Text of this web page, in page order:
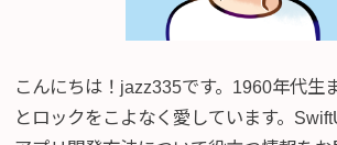
こんにちは！jazz335です。1960年代生
とロックをこよなく愛しています。